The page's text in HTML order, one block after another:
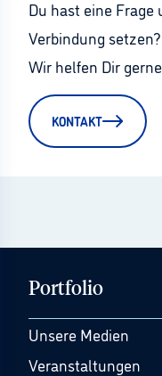
Du hast eine
Verbindung setzen?
Wir helfen Dir
KONTAKT
Portfolio
Unsere Medien
Veranstaltungen